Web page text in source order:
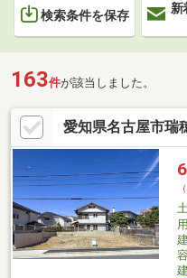
検索条件を保存
新
163件が該当しました。
愛知県名古屋市瑞